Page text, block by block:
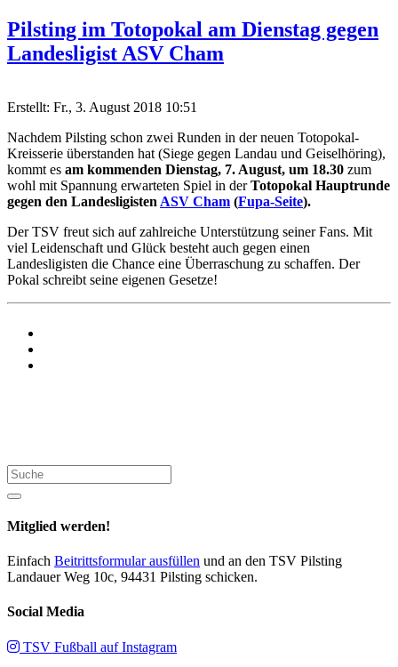
Pilsting im Totopokal am Dienstag gegen
Landesligist ASV Cham
Erstellt: Fr., 3. August 2018 10:51
Nachdem Pilsting schon zwei Runden in der neuen Totopokal-
Kreisserie überstanden hat (Siege gegen Landau und Geiselhöring),
kommt es am kommenden Dienstag, 7. August, um 18.30 zum
wohl mit Spannung erwarteten Spiel in derTotopokal Hauptrunde
gegen den Landesligisten ASV Cham (Fupa-Seite).
Der TSV freut sich auf zahlreiche Unterstützung seiner Fans. Mit
viel Leidenschaft und Glück besteht auch gegen einen
Landesligisten die Chance eine Überraschung zu schaffen. Der
Pokal schreibt seine eigenen Gesetze!
Suche
Mitglied werden!
Einfach Beitrittsformular ausfüllen und an den TSV Pilsting
Landauer Weg 10c, 94431 Pilsting schicken.
Social Media
TSV Fußball auf Instagram